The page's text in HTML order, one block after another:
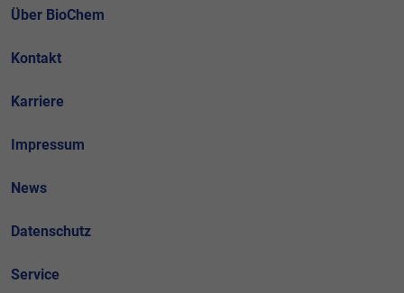
Über BioChem
Kontakt
Karriere
Impressum
News
Datenschutz
Service
Medien akzeptiert werden, bedarf der Zugriff auf diese Inhalte
keiner manuellen Einwilligung mehr.